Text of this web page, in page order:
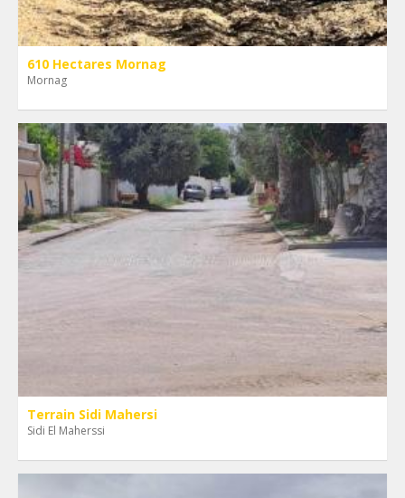
610 Hectares Mornag
Mornag
Terrain Sidi Mahersi
Sidi El Maherssi